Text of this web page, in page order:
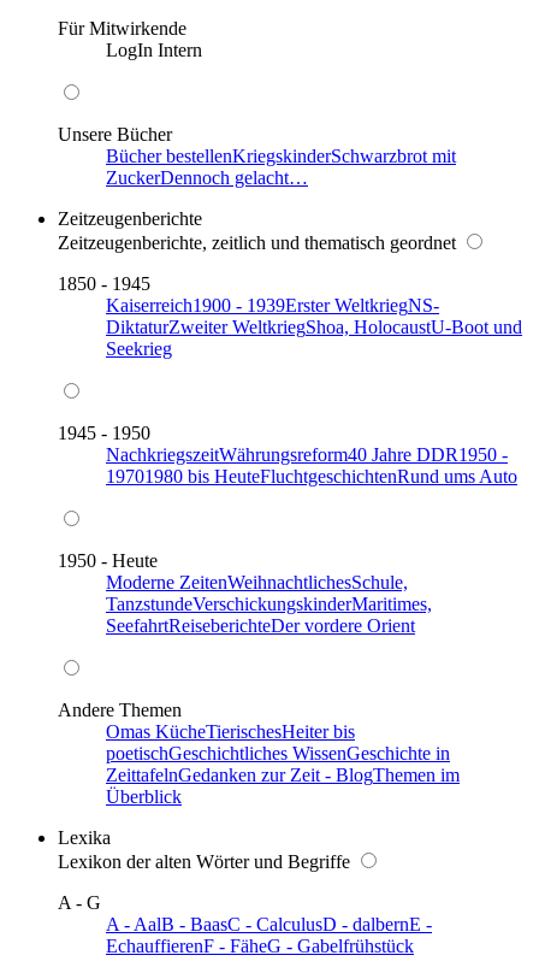
Für Mitwirkende
LogIn Intern
Unsere Bücher
Bücher bestellenKriegskinderSchwarzbrot mit
ZuckerDennoch gelacht…
Zeitzeugenberichte
Zeitzeugenberichte, zeitlich und thematisch geordnet
1850 - 1945
Kaiserreich1900 - 1939Erster WeltkriegNS-
DiktaturZweiter WeltkriegShoa, HolocaustU-Boot und
Seekrieg
1945 - 1950
NachkriegszeitWährungsreform40 Jahre DDR1950 -
19701980 bis HeuteFluchtgeschichtenRund ums Auto
1950 - Heute
Moderne ZeitenWeihnachtlichesSchule,
TanzstundeVerschickungskinderMaritimes,
SeefahrtReiseberichteDer vordere Orient
Andere Themen
Omas KücheTierischesHeiter bis
poetischGeschichtliches WissenGeschichte in
ZeittafelnGedanken zur Zeit - BlogThemen im
Überblick
Lexika
Lexikon der alten Wörter und Begriffe
A - G
A - AalB - BaasC - CalculusD - dalbernE -
EchauffierenF - FäheG - Gabelfrühstück